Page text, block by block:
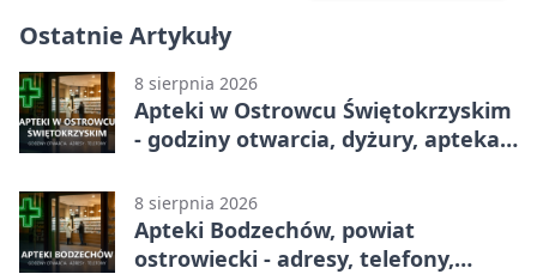
Ostatnie Artykuły
8 sierpnia 2026
Apteki w Ostrowcu Świętokrzyskim
- godziny otwarcia, dyżury, apteka
8 sierpnia 2026
Apteki Bodzechów, powiat
ostrowiecki - adresy, telefony,